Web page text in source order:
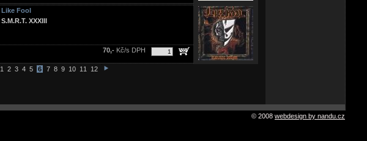
Like Fool
S.M.R.T. XXXIII
70,-Kč/s DPH
1 2 3 4 5 6 7 8 9 10 11 12
© 2008 webdesign by nandu.cz